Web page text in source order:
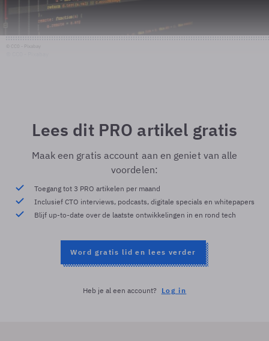
Lees dit PRO artikel gratis
Maak een gratis account aan en geniet van alle
voordelen:
Toegang tot 3 PRO artikelen per maand
Inclusief CTO interviews, podcasts, digitale specials en whitepapers
Blijf up-to-date over de laatste ontwikkelingen in en rond tech
Word gratis lid en lees verder
Heb je al een account? Log in